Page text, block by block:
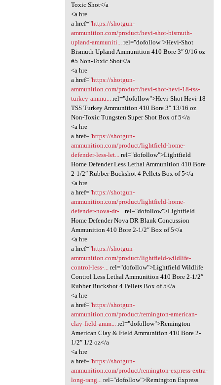
Toxic Shot</a
<a hre
a href="https://shotgun-
ammunition.com/product/hevi-shot-bismuth-
upland-ammuniti...rel="dofollow">Hevi-Shot
Bismuth Upland Ammunition 410 Bore 3″ 9/16 oz
#5 Non-Toxic Shot</a
<a hre
a href="https://shotgun-
ammunition.com/product/hevi-shot-hevi-18-tss-
turkey-ammu...rel="dofollow">Hevi-Shot Hevi-18
TSS Turkey Ammunition 410 Bore 3″ 13/16 oz
Non-Toxic Tungsten Super Shot Box of 5</a
<a hre
a href="https://shotgun-
ammunition.com/product/lightfield-home-
defender-less-let...rel="dofollow">Lightfield
Home Defender Less Lethal Ammunition 410 Bore
2-1/2″ Rubber Buckshot 4 Pellets Box of 5</a
<a hre
a href="https://shotgun-
ammunition.com/product/lightfield-home-
defender-nova-dr-...rel="dofollow">Lightfield
Home Defender Nova DR Blank Concussion
Ammunition 410 Bore 2-1/2″ Box of 5</a
<a hre
a href="https://shotgun-
ammunition.com/product/lightfield-wildlife-
control-less-...rel="dofollow">Lightfield Wildlife
Control Less Lethal Ammunition 410 Bore 2-1/2″
Rubber Buckshot 4 Pellets Box of 5</a
<a hre
a href="https://shotgun-
ammunition.com/product/remington-american-
clay-field-amm...rel="dofollow">Remington
American Clay & Field Ammunition 410 Bore 2-
1/2″ 1/2 oz</a
<a hre
a href="https://shotgun-
ammunition.com/product/remington-express-extra-
long-rang...rel="dofollow">Remington Express